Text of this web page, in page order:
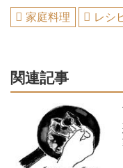
家庭料理 レシ
関連記事